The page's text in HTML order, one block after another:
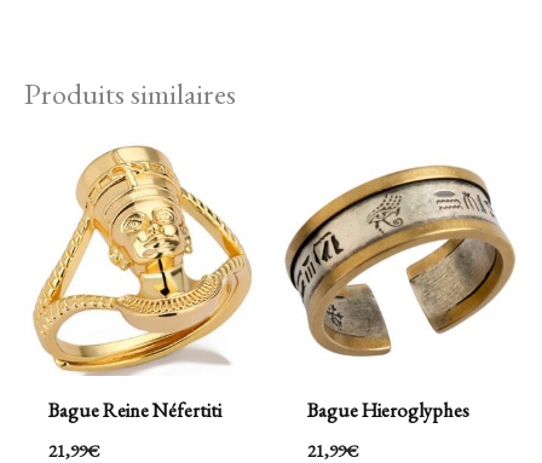
Produits similaires
Bague Reine Néfertiti
21,99€
Bague Hieroglyphes
21,99€